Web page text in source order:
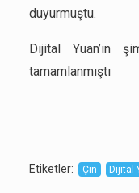
duyurmuştu.
Dijital Yuan’ın
tamamlanmıştı
Etiketler: Çin Dijital